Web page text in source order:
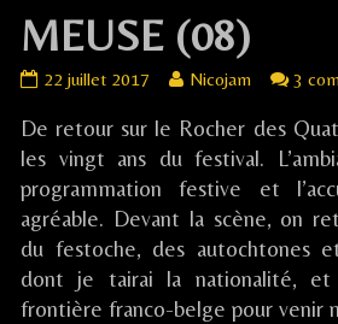
MEUSE (08)
Aymon
/
BOGNY
MEUSE
(08)
published
on
22 juillet 2017
Read
posts
by
the
of
Aymon
Folk
/
Nicojam 3
De retour sur le Rocher des
les vingt ans du festival.
programmation festive et
agréable. Devant la scène, on
du festoche, des autochtones
dont je tairai la nationalité,
frontière franco-belge pour venir